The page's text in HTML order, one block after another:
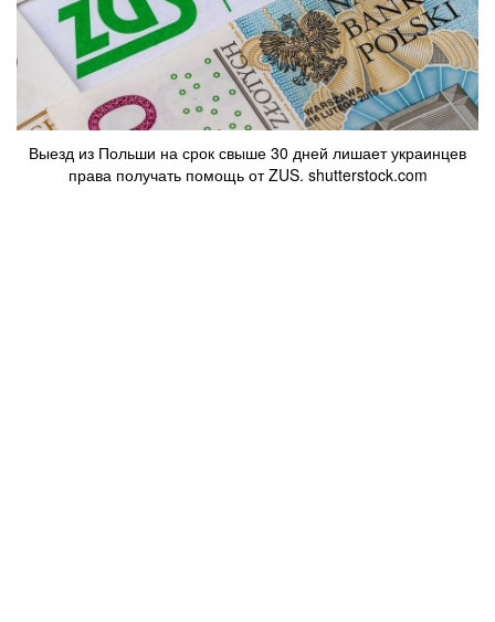
Выезд из Польши на срок свыше 30 дней лишает украинцев
права получать помощь от ZUS. shutterstock.com